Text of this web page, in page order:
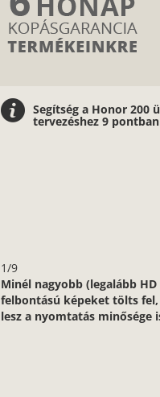
Segítség a Honor
tervezéshez 9 pontban
1/9
Minél nagyobb (legalább HD
felbontású képeket tölts
lesz a nyomtatás minősége